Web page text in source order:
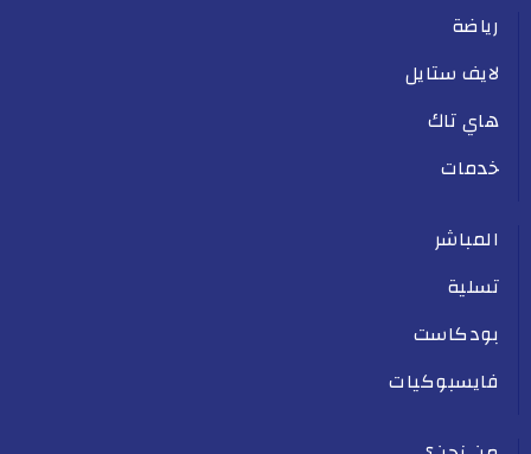
رياضة
لايف ستايل
هاي تاك
خدمات
المباشر
تسلية
بودكاست
فايسبوكيات